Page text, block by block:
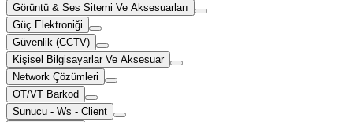
Görüntü & Ses Sitemi Ve Aksesuarları
Güç Elektroniği
Güvenlik (CCTV)
Kişisel Bilgisayarlar Ve Aksesuar
Network Çözümleri
OT/VT Barkod
Sunucu - Ws - Client